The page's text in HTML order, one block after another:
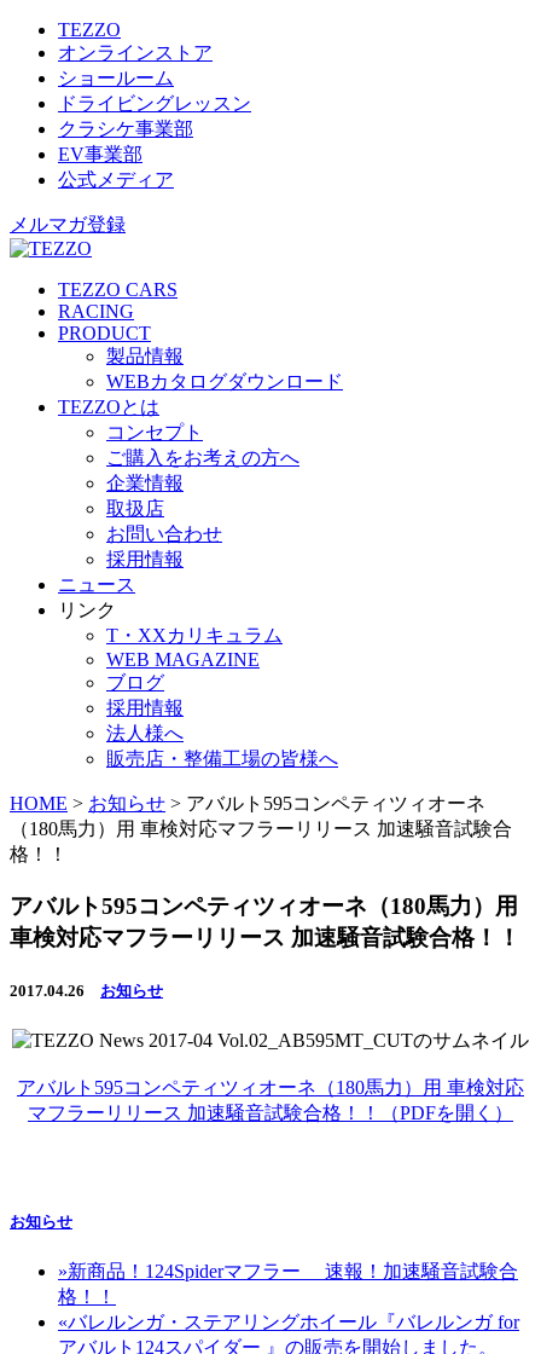
TEZZO
オンラインストア
ショールーム
ドライビングレッスン
クラシケ事業部
EV事業部
公式メディア
メルマガ登録
TEZZO CARS
RACING
PRODUCT
製品情報
WEBカタログダウンロード
TEZZOとは
コンセプト
ご購入をお考えの方へ
企業情報
取扱店
お問い合わせ
採用情報
ニュース
リンク
T・XXカリキュラム
WEB MAGAZINE
ブログ
採用情報
法人様へ
販売店・整備工場の皆様へ
HOME > お知らせ > アバルト595コンペティツィオーネ
（180馬力）用 車検対応マフラーリリース 加速騒音試験合
格！！
アバルト595コンペティツィオーネ（180馬力）用
車検対応マフラーリリース 加速騒音試験合格！！
2017.04.26 お知らせ
アバルト595コンペティツィオーネ（180馬力）用 車検対応
マフラーリリース 加速騒音試験合格！！（PDFを開く）
お知らせ
»新商品！124Spiderマフラー 速報！加速騒音試験合
格！！
«バレルンガ・ステアリングホイール『バレルンガ for
アバルト124スパイダー 』の販売を開始しました。